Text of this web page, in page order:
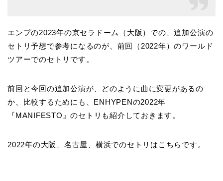
エンプの2023年の京セラドーム（大阪）での、追加公演の
セトリ予想で参考になるのが、前回（2022年）のワールド
ツアーでのセトリです。
前回と今回の追加公演が、どのように曲に変更があるの
か、比較するためにも、ENHYPENの2022年
『MANIFESTO』のセトリも紹介しておきます。
2022年の大阪、名古屋、横浜でのセトリはこちらです。